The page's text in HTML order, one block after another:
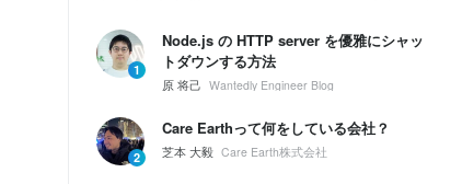
1
Node.js の HTTP server を優雅にシャッ
トダウンする方法
原 将己 Wantedly Engineer Blog
2
Care Earthって何をしている会社？
芝本 大毅 Care Earth株式会社